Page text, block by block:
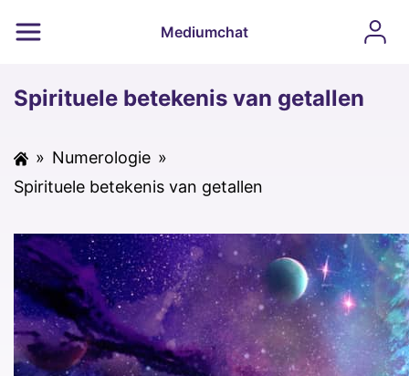
Mediumchat
Spirituele betekenis van getallen
» Numerologie »
Spirituele betekenis van getallen